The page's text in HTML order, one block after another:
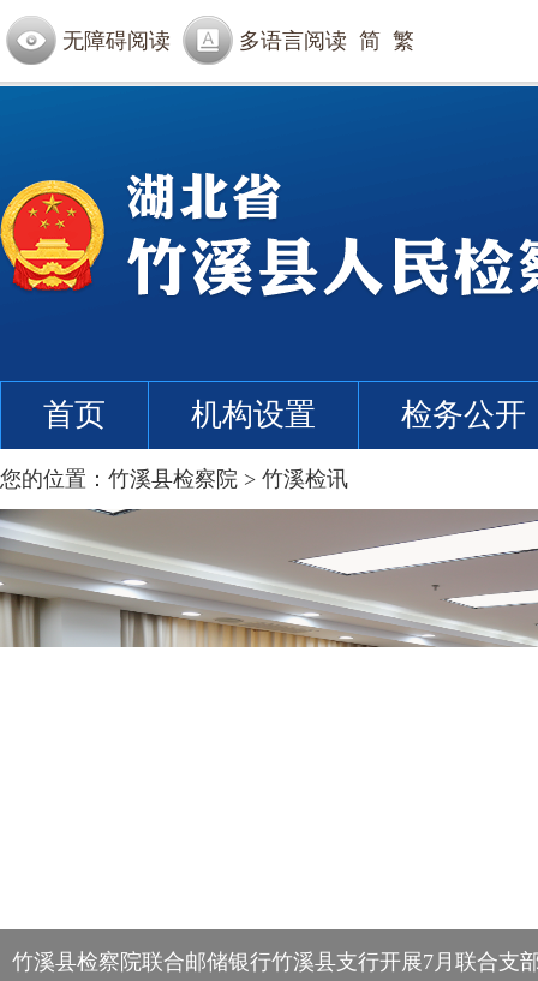
无障碍阅读 多语言阅读 简 繁
首页 机构设置 检务公开
您的位置： 竹溪县检察院 > 竹溪检讯
竹溪县检察院联合邮储银行竹溪县支行开展7月联合支